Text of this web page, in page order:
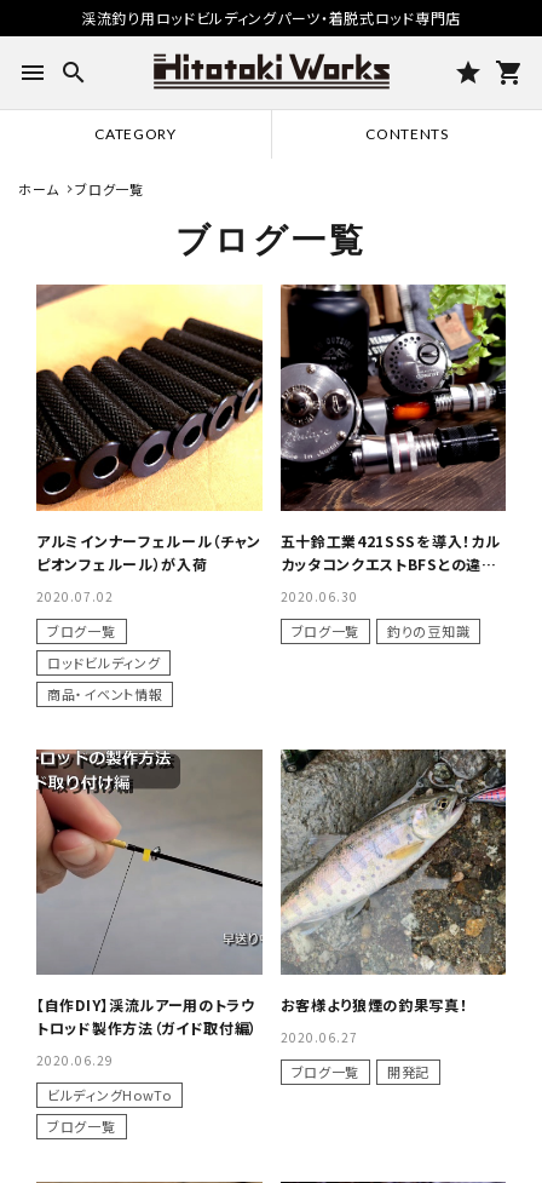
渓流釣り用ロッドビルディングパーツ・着脱式ロッド専門店
menu search star shopping_cart
CATEGORY CONTENTS
ホーム ブログ一覧
ブログ一覧
アルミインナーフェルール（チャン
ピオンフェルール）が入荷
2020.07.02
ブログ一覧
ロッドビルディング
商品・イベント情報
五十鈴工業421SSSを導入！カル
カッタコンクエストBFSとの違い
2020.06.30
ブログ一覧 釣りの豆知識
【自作DIY】渓流ルアー用のトラウ
トロッド製作方法（ガイド取付編）
2020.06.29
ビルディングHowTo
ブログ一覧
お客様より狼煙の釣果写真！
2020.06.27
ブログ一覧 開発記